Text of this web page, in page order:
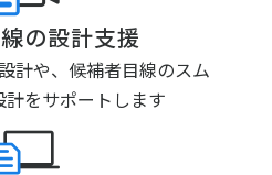
の設計支援
計や、候補者目線のスム
計をサポートします